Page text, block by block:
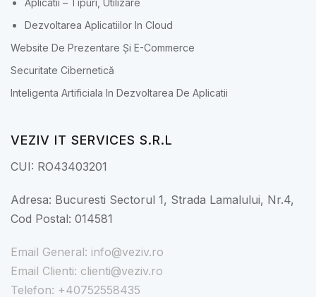
Aplicatii – Tipuri, Utilizare
Dezvoltarea Aplicatiilor In Cloud
Website De Prezentare Și E-Commerce
Securitate Cibernetică
Inteligenta Artificiala In Dezvoltarea De Aplicatii
VEZIV IT SERVICES S.R.L
CUI: RO43403201
Adresa: Bucuresti Sectorul 1, Strada Lamalului, Nr.4,
Cod Postal: 014581
Email General: info@veziv.ro
Email Clienti: clienti@veziv.ro
Telefon: +40752558435